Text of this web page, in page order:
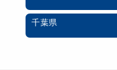
千葉県